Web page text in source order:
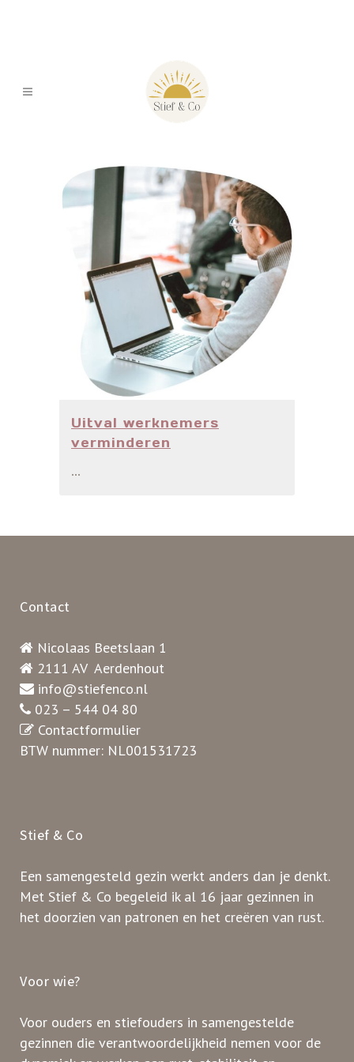
Uitval werknemers
verminderen
...
Contact
Nicolaas Beetslaan 1
2111 AV Aerdenhout
info@stiefenco.nl
023 – 544 04 80
Contactformulier
BTW nummer: NL001531723
Stief & Co
Een samengesteld gezin werkt anders dan je denkt.
Met Stief & Co begeleid ik al 16 jaar gezinnen in
het doorzien van patronen en het creëren van rust.
Voor wie?
Voor ouders en stiefouders in samengestelde
gezinnen die verantwoordelijkheid nemen voor de